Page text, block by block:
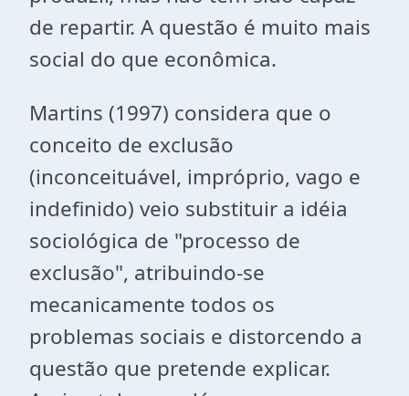
de repartir. A questão é muito mais
social do que econômica.
Martins (1997) considera que o
conceito de exclusão
(inconceituável, impróprio, vago e
indefinido) veio substituir a idéia
sociológica de "processo de
exclusão", atribuindo-se
mecanicamente todos os
problemas sociais e distorcendo a
questão que pretende explicar.